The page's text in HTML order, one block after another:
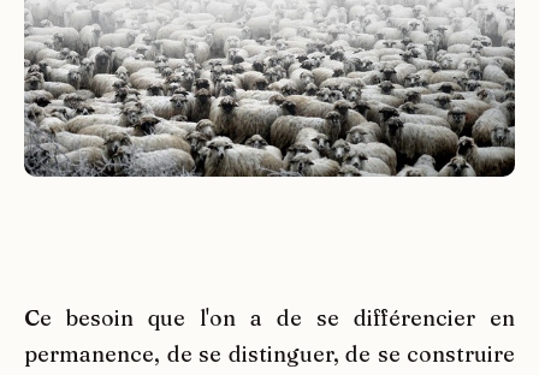
Ce besoin que l'on a de se différencier en
permanence, de se distinguer, de se construire